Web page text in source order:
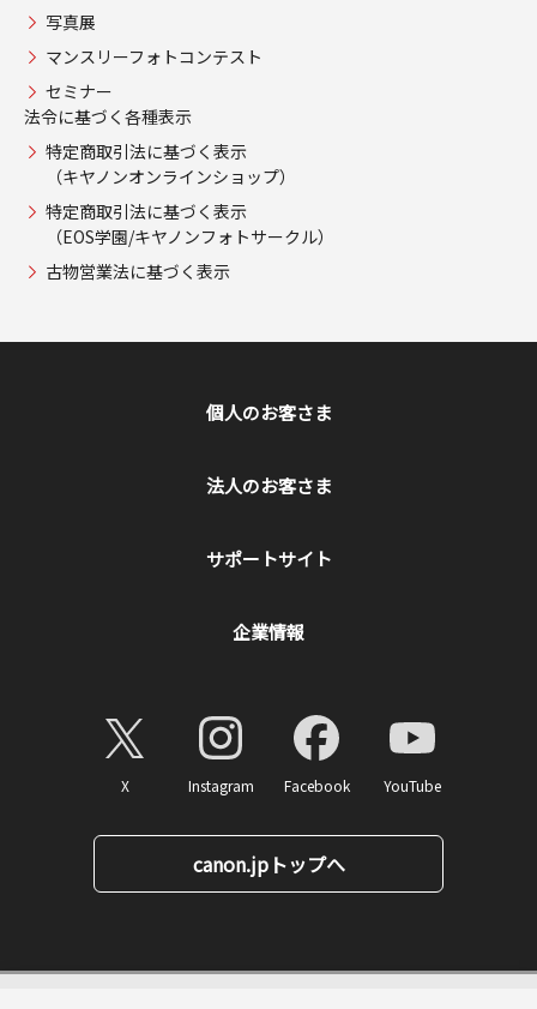
写真展
マンスリーフォトコンテスト
セミナー
法令に基づく各種表示
特定商取引法に基づく表示
（キヤノンオンラインショップ）
特定商取引法に基づく表示
（EOS学園/キヤノンフォトサークル）
古物営業法に基づく表示
個人のお客さま
法人のお客さま
サポートサイト
企業情報
X Instagram Facebook YouTube
canon.jpトップへ